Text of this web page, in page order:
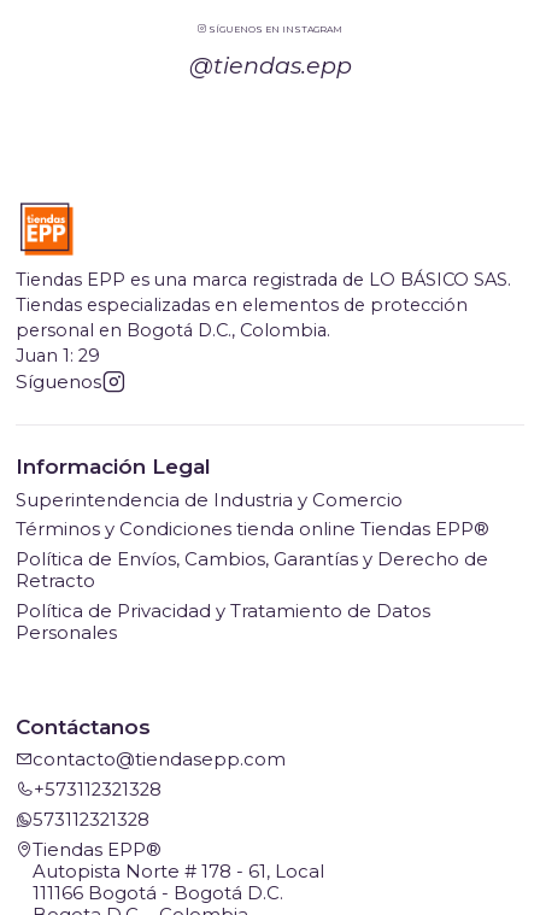
SÍGUENOS EN INSTAGRAM
@tiendas.epp
Tiendas EPP es una marca registrada de LO BÁSICO SAS.
Tiendas especializadas en elementos de protección
personal en Bogotá D.C., Colombia.
Juan 1: 29
Síguenos
Información Legal
Superintendencia de Industria y Comercio
Términos y Condiciones tienda online Tiendas EPP®
Política de Envíos, Cambios, Garantías y Derecho de
Retracto
Política de Privacidad y Tratamiento de Datos
Personales
Contáctanos
contacto@tiendasepp.com
+573112321328
573112321328
Tiendas EPP®
Autopista Norte # 178 - 61, Local
111166 Bogotá - Bogotá D.C.